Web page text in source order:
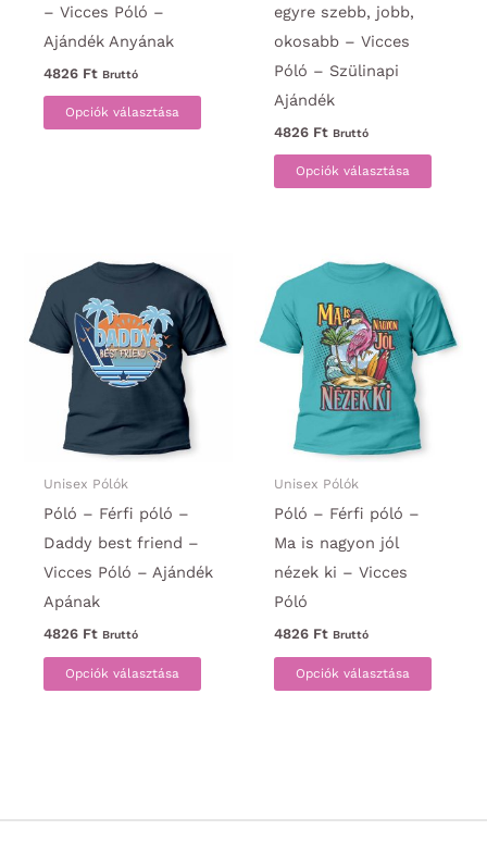
– Vicces Póló –
Ajándék Anyának
4826 Ft Bruttó
Opciók választása
Ennek
a
terméknek
A
változatok
a
termékoldalon
egyre szebb, jobb,
okosabb – Vicces
Póló – Szülinapi
Ajándék
4826 Ft Bruttó
Opciók választása
Ennek
a
van.
A
Unisex Pólók
Póló – Férfi póló –
Daddy best friend –
Vicces Póló – Ajándék
Apának
4826 Ft Bruttó
Opciók választása
Ennek
a
Unisex Pólók
Póló – Férfi póló –
Ma is nagyon jól
nézek ki – Vicces
Póló
4826 Ft Bruttó
Opciók választása
Ennek
a